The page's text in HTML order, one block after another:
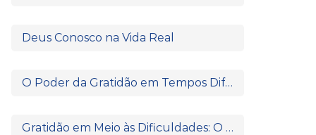
Deus Conosco na Vida Real
O Poder da Gratidão em Tempos Difíceis: O Que Paulo e Silas Nos Ensinam
Gratidão em Meio às Dificuldades: O Poder de Agradecer Quando Nada Parece Fazer Sentido